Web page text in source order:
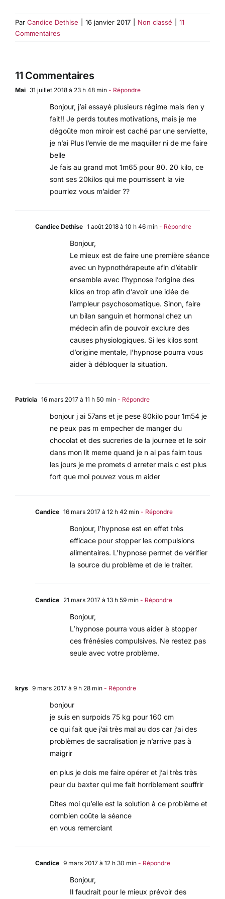
Par Candice Dethise 16 janvier 2017 Non classé
11
Commentaires
11 Commentaires
Mai 31 juillet 2018 à 23 h 48 min - Répondre
Bonjour, j’ai essayé plusieurs régime mais rien y
fait!! Je perds toutes motivations, mais je me
dégoûte mon miroir est caché par une serviette,
je n’ai Plus l’envie de me maquiller ni de me faire
belle
Je fais au grand mot 1m65 pour 80. 20 kilo, ce
sont ses 20kilos qui me pourrissent la vie
pourriez vous m’aider ??
Candice Dethise 1 août 2018 à 10 h 46 min - Répondre
Bonjour,
Le mieux est de faire une première séance
avec un hypnothérapeute afin d’établir
ensemble avec l’hypnose l’origine des
kilos en trop afin d’avoir une idée de
l’ampleur psychosomatique. Sinon, faire
un bilan sanguin et hormonal chez un
médecin afin de pouvoir exclure des
causes physiologiques. Si les kilos sont
d’origine mentale, l’hypnose pourra vous
aider à débloquer la situation.
Patricia 16 mars 2017 à 11 h 50 min - Répondre
bonjour j ai 57ans et je pese 80kilo pour 1m54 je
ne peux pas m empecher de manger du
chocolat et des sucreries de la journee et le soir
dans mon lit meme quand je n ai pas faim tous
les jours je me promets d arreter mais c est plus
fort que moi pouvez vous m aider
Candice 16 mars 2017 à 12 h 42 min - Répondre
Bonjour, l’hypnose est en effet très
efficace pour stopper les compulsions
alimentaires. L’hypnose permet de vérifier
la source du problème et de le traiter.
Candice 21 mars 2017 à 13 h 59 min - Répondre
Bonjour,
L’hypnose pourra vous aider à stopper
ces frénésies compulsives. Ne restez pas
seule avec votre problème.
krys 9 mars 2017 à 9 h 28 min - Répondre
bonjour
je suis en surpoids 75 kg pour 160 cm
ce qui fait que j’ai très mal au dos car j’ai des
problèmes de sacralisation je n’arrive pas à
maigrir
en plus je dois me faire opérer et j’ai très très
peur du baxter qui me fait horriblement souffrir
Dites moi qu’elle est la solution à ce problème et
combien coûte la séance
en vous remerciant
Candice 9 mars 2017 à 12 h 30 min - Répondre
Bonjour,
Il faudrait pour le mieux prévoir des